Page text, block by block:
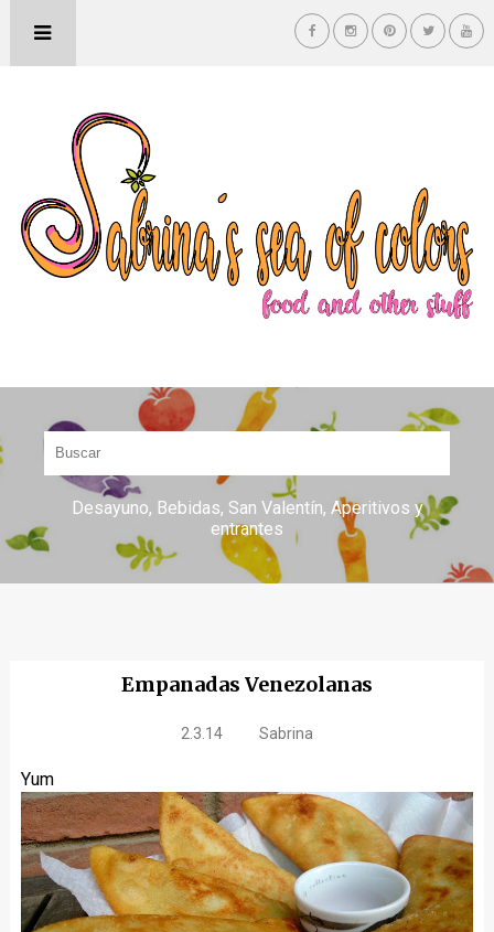
Desayuno Bebidas San Valentín Aperitivos y
entrantes
Empanadas Venezolanas
2.3.14 Sabrina
Yum